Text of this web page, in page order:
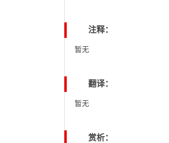
注释：
暂无
翻译：
暂无
赏析：